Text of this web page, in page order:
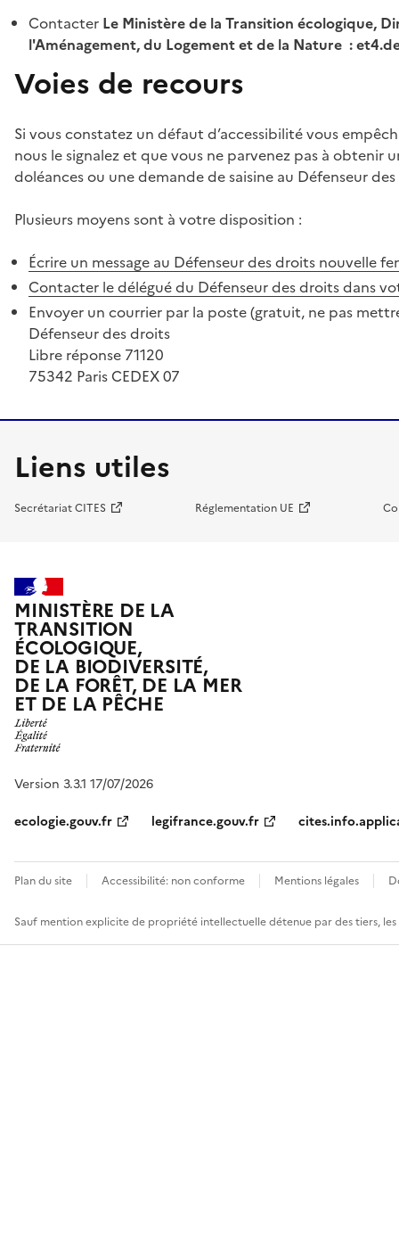
Contacter Le Ministère de la Transition écologique,
l'Aménagement, du Logement et de la Nature :
Voies de recours
Si vous constatez un défaut d’accessibilité vous
nous le signalez et que vous ne parvenez pas à
doléances ou une demande de saisine au Défenseur
Plusieurs moyens sont à votre disposition :
Écrire un message au Défenseur des droits nouvelle
Contacter le délégué du Défenseur des droits dans
Envoyer un courrier par la poste (gratuit, ne pas
Défenseur des droits
Libre réponse 71120
75342 Paris CEDEX 07
Liens utiles
Secrétariat CITES Réglementation UE
MINISTÈRE DE LA
TRANSITION
ÉCOLOGIQUE,
DE LA BIODIVERSITÉ,
DE LA FORÊT, DE LA MER
ET DE LA PÊCHE
Version 3.3.1 17/07/2026
ecologie.gouv.fr
legifrance.gouv.fr
Plan du site Accessibilité: non conforme Mentions légales
Sauf mention explicite de propriété intellectuelle détenue par des tiers,